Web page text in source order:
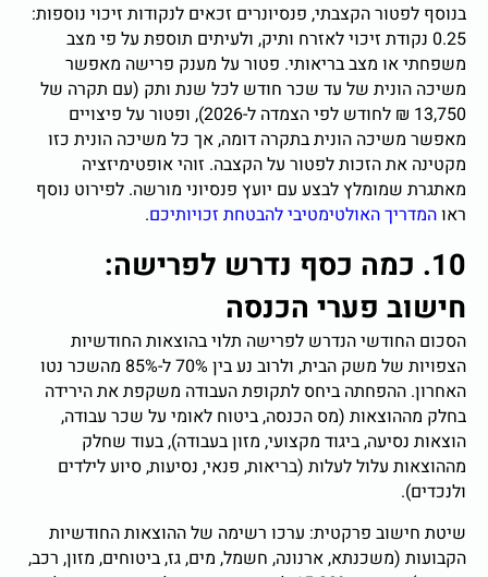
בנוסף לפטור הקצבתי, פנסיונרים זכאים לנקודות זיכוי נוספות:
0.25 נקודת זיכוי לאזרח ותיק, ולעיתים תוספת על פי מצב
משפחתי או מצב בריאותי. פטור על מענק פרישה מאפשר
משיכה הונית של עד שכר חודש לכל שנת ותק (עם תקרה של
13,750 ₪ לחודש לפי הצמדה ל-2026), ופטור על פיצויים
מאפשר משיכה הונית בתקרה דומה, אך כל משיכה הונית כזו
מקטינה את הזכות לפטור על הקצבה. זוהי אופטימיזציה
מאתגרת שמומלץ לבצע עם יועץ פנסיוני מורשה. לפירוט נוסף
ראוהמדריך האולטימטיבי להבטחת זכויותיכם.
10. כמה כסף נדרש לפרישה:
חישוב פערי הכנסה
הסכום החודשי הנדרש לפרישה תלוי בהוצאות החודשיות
הצפויות של משק הבית, ולרוב נע בין 70% ל-85% מהשכר נטו
האחרון. ההפחתה ביחס לתקופת העבודה משקפת את הירידה
בחלק מההוצאות (מס הכנסה, ביטוח לאומי על שכר עבודה,
הוצאות נסיעה, ביגוד מקצועי, מזון בעבודה), בעוד שחלק
מההוצאות עלול לעלות (בריאות, פנאי, נסיעות, סיוע לילדים
ולנכדים).
שיטת חישוב פרקטית: ערכו רשימה של ההוצאות החודשיות
הקבועות (משכנתא, ארנונה, חשמל, מים, גז, ביטוחים, מזון, רכב,